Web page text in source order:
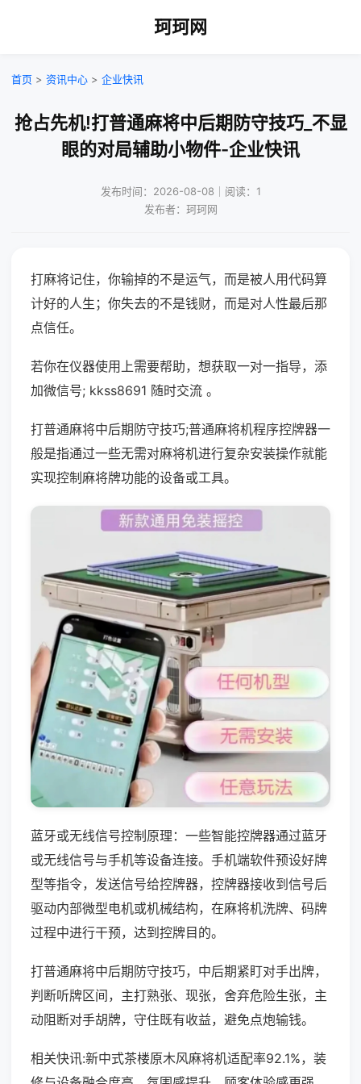
珂珂网
首页 > 资讯中心 > 企业快讯
抢占先机!打普通麻将中后期防守技巧_不显
眼的对局辅助小物件-企业快讯
发布时间：2026-08-08｜阅读：1
发布者：珂珂网
打麻将记住，你输掉的不是运气，而是被人用代码算
计好的人生；你失去的不是钱财，而是对人性最后那
点信任。
若你在仪器使用上需要帮助，想获取一对一指导，添
加微信号; kkss8691 随时交流 。
打普通麻将中后期防守技巧;普通麻将机程序控牌器一
般是指通过一些无需对麻将机进行复杂安装操作就能
实现控制麻将牌功能的设备或工具。
蓝牙或无线信号控制原理：一些智能控牌器通过蓝牙
或无线信号与手机等设备连接。手机端软件预设好牌
型等指令，发送信号给控牌器，控牌器接收到信号后
驱动内部微型电机或机械结构，在麻将机洗牌、码牌
过程中进行干预，达到控牌目的。
打普通麻将中后期防守技巧，中后期紧盯对手出牌，
判断听牌区间，主打熟张、现张，舍弃危险生张，主
动阻断对手胡牌，守住既有收益，避免点炮输钱。
相关快讯:新中式茶楼原木风麻将机适配率92.1%，装